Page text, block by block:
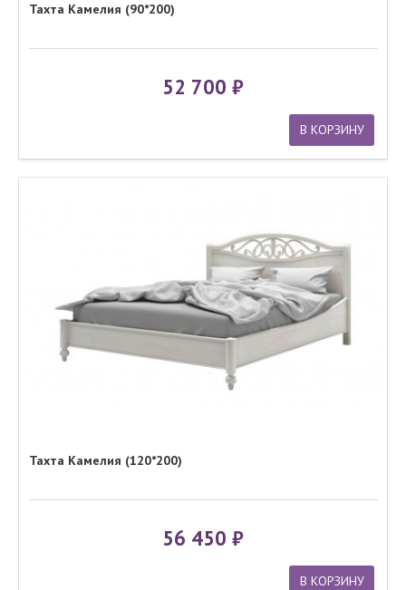
Тахта Камелия (90*200)
52 700
В КОРЗИНУ
Тахта Камелия (120*200)
56 450
В КОРЗИНУ